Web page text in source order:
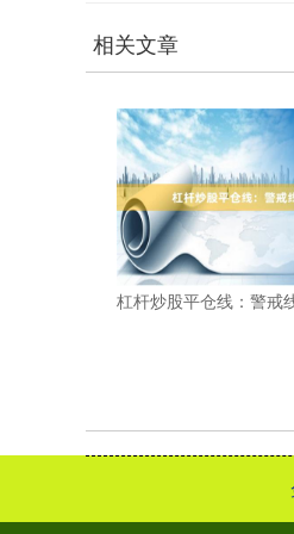
相关文章
杠杆炒股平仓线：警戒